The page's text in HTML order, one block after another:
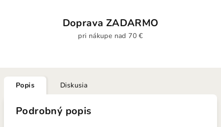
Doprava ZADARMO
pri nákupe nad 70 €
Popis Diskusia
Podrobný popis